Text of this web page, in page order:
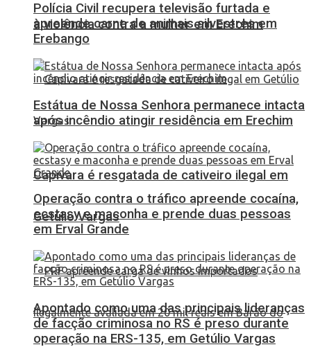
à violência contra a mulher em Erechim
Capivara é resgatada de cativeiro ilegal em
Getúlio Vargas
Polícia Civil recupera televisão furtada e
apreende carne de animais silvestres em
Erebango
Estátua de Nossa Senhora permanece intacta
após incêndio atingir residência em Erechim
Operação contra o tráfico apreende cocaína,
ecstasy e maconha e prende duas pessoas
em Erval Grande
Apontado como uma das principais lideranças
de facção criminosa no RS é preso durante
operação na ERS-135, em Getúlio Vargas